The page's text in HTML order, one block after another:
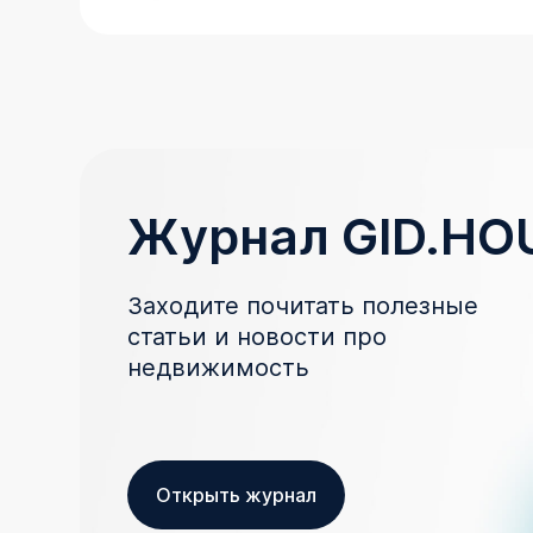
Журнал
Заходите почитать полезные
статьи и новости про
недвижимость
Открыть журнал